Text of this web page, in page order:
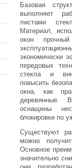
Базовая
выполняет
листами
Материал,
окон
экономически
передовых
стекла и
повысить
окна, как
деревянные.
оснащены
блокировки по
Существуют
можно
Основное
значительно